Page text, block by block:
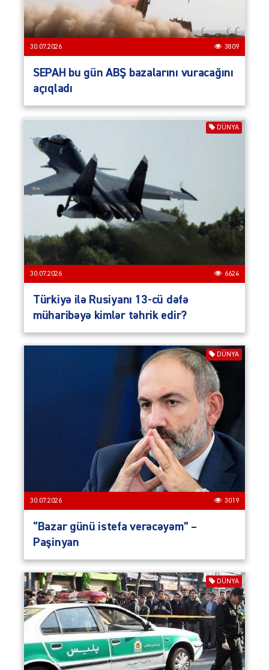
30.07.2026 3809
SEPAH bu gün ABŞ bazalarını vuracağını
açıqladı
DÜNYA
30.07.2026 6624
Türkiyə ilə Rusiyanı 13-cü dəfə
müharibəyə kimlər təhrik edir?
DÜNYA
30.07.2026 3019
“Bazar günü istefa verəcəyəm” –
Paşinyan
DÜNYA